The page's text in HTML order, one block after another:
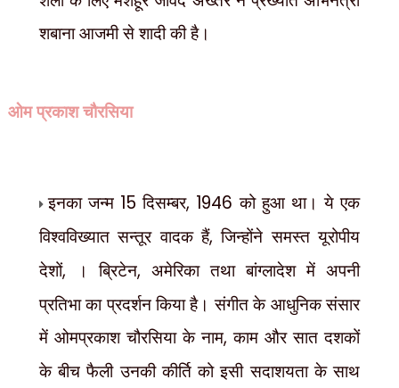
शबाना आजमी से शादी की है।
ओम प्रकाश चौरसिया
इनका जन्म 15 दिसम्बर, 1946 को हुआ था। ये एक
विश्वविख्यात सन्तूर वादक हैं,जिन्होंने समस्त यूरोपीय
देशों, । ब्रिटेन, अमेरिका तथा बांग्लादेश में अपनी
प्रतिभा का प्रदर्शन किया है। संगीत के आधुनिक संसार
में ओमप्रकाश चौरसिया के नाम,काम और सात दशकों
के बीच फैली उनकी कीर्ति को इसी सदाशयता के साथ